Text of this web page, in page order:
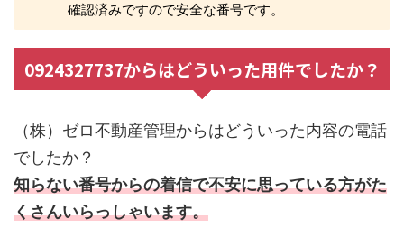
確認済みですので安全な番号です。
0924327737からはどういった用件でしたか？
（株）ゼロ不動産管理からはどういった内容の電話
でしたか？
知らない番号からの着信で不安に思っている方がた
くさんいらっしゃいます。